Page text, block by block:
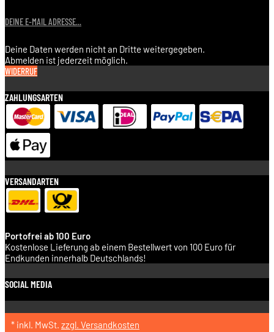
DEINE E-MAIL ADRESSE...
Deine Daten werden nicht an Dritte weitergegeben.
Abmelden ist jederzeit möglich.
WIDERRUF
ZAHLUNGSARTEN
VERSANDARTEN
Portofrei ab 100 Euro
Kostenlose Lieferung ab einem Bestellwert von 100 Euro für
Endkunden innerhalb Deutschlands!
SOCIAL MEDIA
* inkl. MwSt. zzgl. Versandkosten